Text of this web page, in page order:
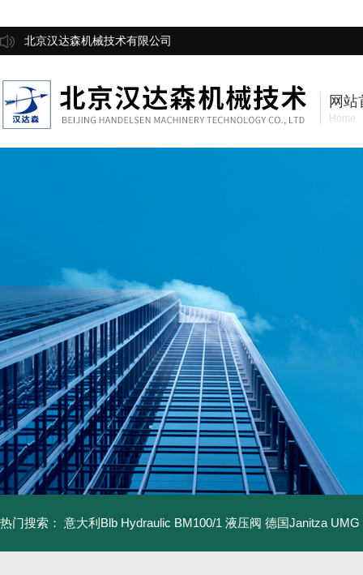
北京汉达森机械技术有限公司
网站
Home
热门搜索： 意大利Blb Hydraulic BM100/1 液压阀 德国Janitza UMG